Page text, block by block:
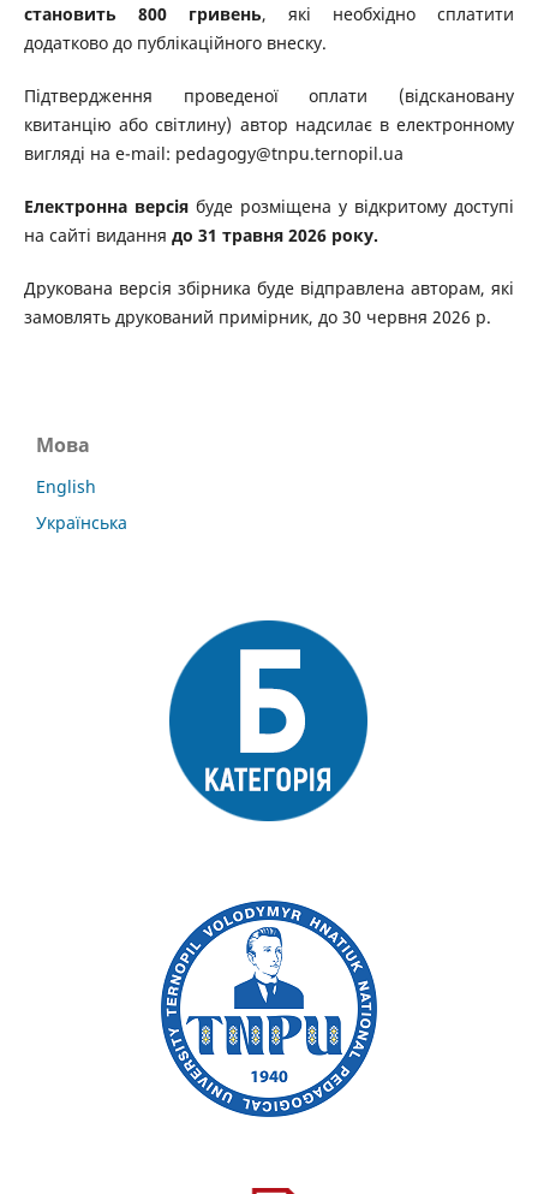
становить 800 гривень, які необхідно сплатити
додатково до публікаційного внеску.
Підтвердження проведеної оплати (відскановану
квитанцію або світлину) автор надсилає в електронному
вигляді на e-mail: pedagogy@tnpu.ternopil.ua
Електронна версіябуде розміщена у відкритому доступі
на сайті видання до 31 травня 2026 року.
Друкована версія збірника буде відправлена авторам, які
замовлять друкований примірник, до 30 червня 2026 р.
Мова
English
Українська